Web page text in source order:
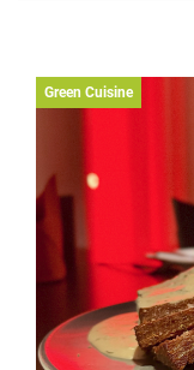
Green Cuisine